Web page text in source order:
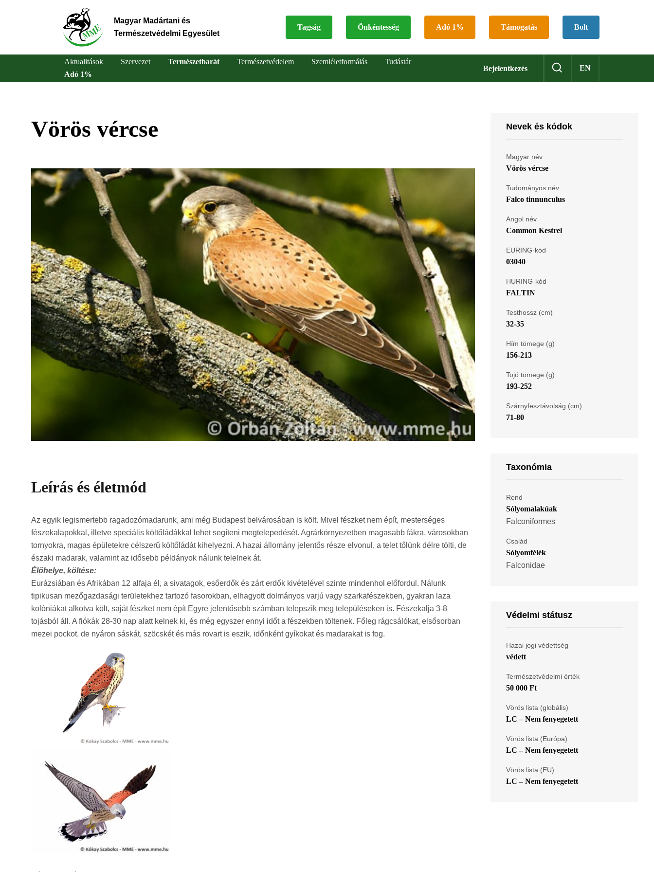
Magyar Madártani és
Természetvédelmi Egyesület
Top
Tagság Önkéntesség Adó 1% Támogatás Bolt
Bejelentkezés EN
Main
Aktualitások Szervezet Természetbarát Természetvédelem Szemléletformálás
Tudástár
Adó 1%
Vörös vércse
Leírás és életmód
Az egyik legismertebb ragadozómadarunk, ami még Budapest belvárosában is költ. Mivel fészket nem épít, mesterséges
fészekalapokkal, illetve speciális költőládákkal lehet segíteni megtelepedését. Agrárkörnyezetben magasabb fákra, városokban
tornyokra, magas épületekre célszerű költőládát kihelyezni. A hazai állomány jelentős része elvonul, a telet tőlünk délre tölti, de
északi madarak, valamint az idősebb példányok nálunk telelnek át.
Élőhelye, költése:
Eurázsiában és Afrikában 12 alfaja él, a sivatagok, esőerdők és zárt erdők kivételével szinte mindenhol előfordul. Nálunk
tipikusan mezőgazdasági területekhez tartozó fasorokban, elhagyott dolmányos varjú vagy szarkafészekben, gyakran laza
kolóniákat alkotva költ, saját fészket nem épít Egyre jelentősebb számban telepszik meg településeken is. Fészekalja 3-8
tojásból áll. A fiókák 28-30 nap alatt kelnek ki, és még egyszer ennyi időt a fészekben töltenek. Főleg rágcsálókat, elsősorban
mezei pockot, de nyáron sáskát, szöcskét és más rovart is eszik, időnként gyíkokat és madarakat is fog.
Nevek és kódok
Magyar név
Vörös vércse
Tudományos név
Falco tinnunculus
Angol név
Common Kestrel
EURING-kód
03040
HURING-kód
FALTIN
Testhossz (cm)
32-35
Hím tömege (g)
156-213
Tojó tömege (g)
193-252
Szárnyfesztávolság (cm)
71-80
Taxonómia
Rend
Sólyomalakúak
Falconiformes
Család
Sólyomfélék
Falconidae
Védelmi státusz
Hazai jogi védettség
védett
Természetvédelmi érték
50 000 Ft
Vörös lista (globális)
LC – Nem fenyegetett
Vörös lista (Európa)
LC – Nem fenyegetett
Vörös lista (EU)
LC – Nem fenyegetett